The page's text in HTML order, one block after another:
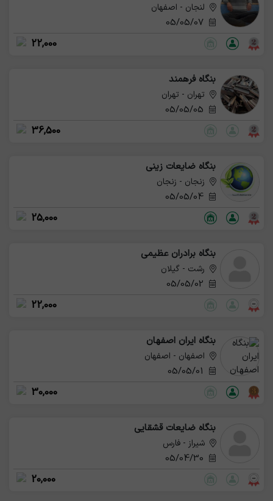
لنجان - اصفهان
05/05/07
22,000
بنگاه فرهمند
تهران - تهران
36,500
بنگاه ضایعات زینی
زنجان - زنجان
05/05/04
25,000
بنگاه برادران عظیمی
رشت - گیلان
22,000
بنگاه ایران اصفهان
اصفهان - اصفهان
30,000
بنگاه ضایعات قشقایی
شیراز - فارس
20,000